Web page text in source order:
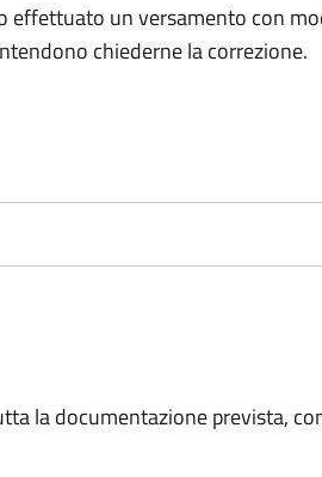
effettuato un versamento con
chiederne la correzione.
la documentazione prevista,